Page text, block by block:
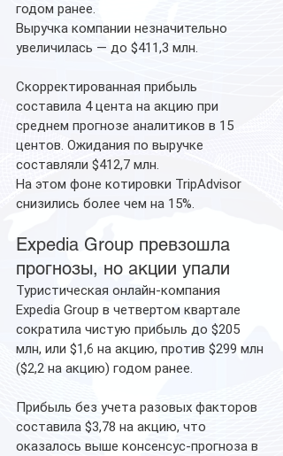
годом ранее.
Выручка компании незначительно
увеличилась — до $411,3 млн.
Скорректированная прибыль
составила 4 цента на акцию при
среднем прогнозе аналитиков в 15
центов. Ожидания по выручке
составляли $412,7 млн.
На этом фоне котировки TripAdvisor
снизились более чем на 15%.
Expedia Group превзошла
прогнозы, но акции упали
Туристическая онлайн-компания
Expedia Group в четвертом квартале
сократила чистую прибыль до $205
млн, или $1,6 на акцию, против $299 млн
($2,2 на акцию) годом ранее.
Прибыль без учета разовых факторов
составила $3,78 на акцию, что
оказалось выше консенсус-прогноза в